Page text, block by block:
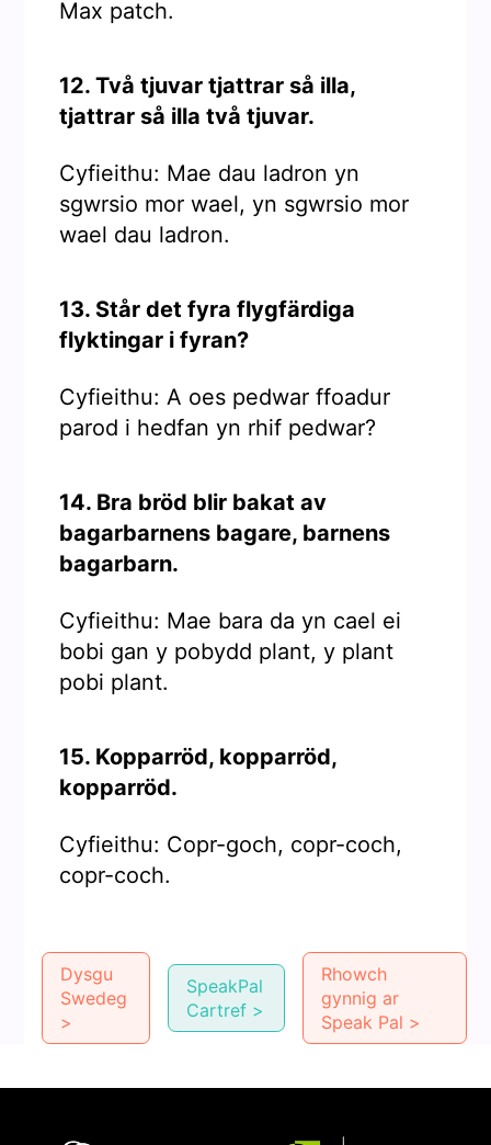
Max patch.
12. Två tjuvar tjattrar så illa,
tjattrar så illa två tjuvar.
Cyfieithu: Mae dau ladron yn
sgwrsio mor wael, yn sgwrsio mor
wael dau ladron.
13. Står det fyra flygfärdiga
flyktingar i fyran?
Cyfieithu: A oes pedwar ffoadur
parod i hedfan yn rhif pedwar?
14. Bra bröd blir bakat av
bagarbarnens bagare, barnens
bagarbarn.
Cyfieithu: Mae bara da yn cael ei
bobi gan y pobydd plant, y plant
pobi plant.
15. Kopparröd, kopparröd,
kopparröd.
Cyfieithu: Copr-goch, copr-coch,
copr-coch.
Dysgu
Swedeg
>
SpeakPal
Cartref >
Rhowch
gynnig ar
Speak Pal >